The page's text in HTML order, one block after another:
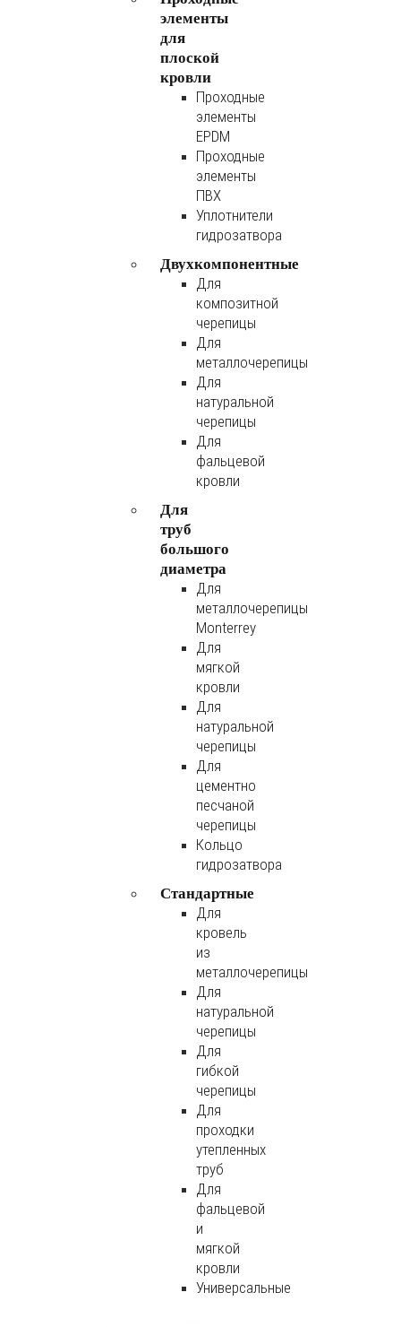
элементы
для
плоской
кровли
Проходные
элементы
EPDM
Проходные
элементы
ПВХ
Уплотнители
гидрозатвора
Двухкомпонентные
Для
композитной
черепицы
Для
металлочерепицы
Для
натуральной
черепицы
Для
фальцевой
кровли
Для
труб
большого
диаметра
Для
металлочерепицы
Monterrey
Для
мягкой
кровли
Для
натуральной
черепицы
Для
цементно
песчаной
черепицы
Кольцо
гидрозатвора
Стандартные
Для
кровель
из
металлочерепицы
Для
натуральной
черепицы
Для
гибкой
черепицы
Для
проходки
утепленных
труб
Для
фальцевой
и
мягкой
кровли
Универсальные